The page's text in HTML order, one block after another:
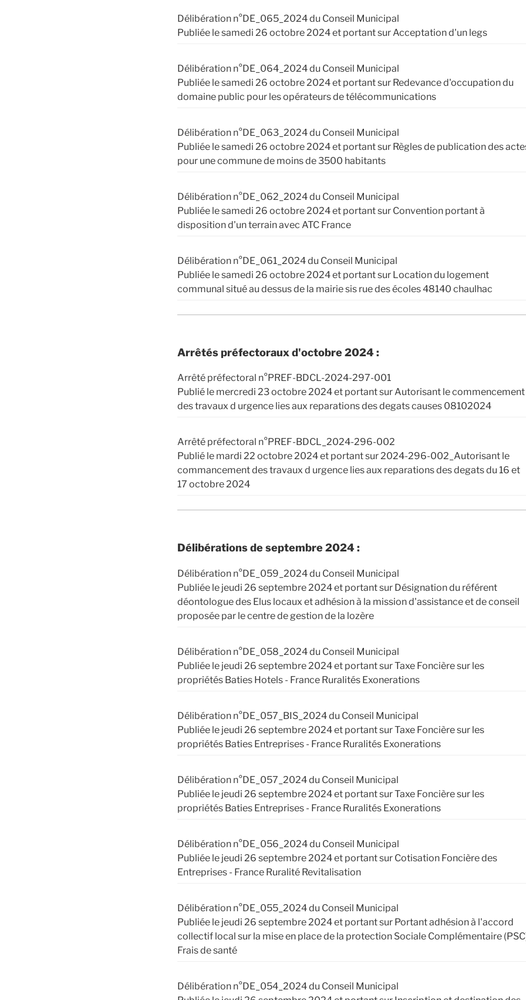
Délibération n°DE_065_2024 du Conseil Municipal
Publiée le samedi 26 octobre 2024 et portant sur Acceptation d'un legs
Délibération n°DE_064_2024 du Conseil Municipal
Publiée le samedi 26 octobre 2024 et portant sur Redevance d'occupation du
domaine public pour les opérateurs de télécommunications
Délibération n°DE_063_2024 du Conseil Municipal
Publiée le samedi 26 octobre 2024 et portant sur Règles de publication des
pour une commune de moins de 3500 habitants
Délibération n°DE_062_2024 du Conseil Municipal
Publiée le samedi 26 octobre 2024 et portant sur Convention portant à
disposition d'un terrain avec ATC France
Délibération n°DE_061_2024 du Conseil Municipal
Publiée le samedi 26 octobre 2024 et portant sur Location du logement
communal situé au dessus de la mairie sis rue des écoles 48140 chaulhac
Arrêtés préfectoraux d'octobre 2024 :
Arrêté préfectoral n°PREF-BDCL-2024-297-001
Publié le mercredi 23 octobre 2024 et portant sur Autorisant le commencement
des travaux d urgence lies aux reparations des degats causes 08102024
Arrêté préfectoral n°PREF-BDCL_2024-296-002
Publié le mardi 22 octobre 2024 et portant sur 2024-296-002_Autorisant le
commancement des travaux d urgence lies aux reparations des degats du 16 et
17 octobre 2024
Délibérations de septembre 2024 :
Délibération n°DE_059_2024 du Conseil Municipal
Publiée le jeudi 26 septembre 2024 et portant sur Désignation du référent
déontologue des Elus locaux et adhésion à la mission d'assistance et de conseil
proposée par le centre de gestion de la lozère
Délibération n°DE_058_2024 du Conseil Municipal
Publiée le jeudi 26 septembre 2024 et portant sur Taxe Foncière sur les
propriétés Baties Hotels - France Ruralités Exonerations
Délibération n°DE_057_BIS_2024 du Conseil Municipal
Publiée le jeudi 26 septembre 2024 et portant sur Taxe Foncière sur les
propriétés Baties Entreprises - France Ruralités Exonerations
Délibération n°DE_057_2024 du Conseil Municipal
Publiée le jeudi 26 septembre 2024 et portant sur Taxe Foncière sur les
propriétés Baties Entreprises - France Ruralités Exonerations
Délibération n°DE_056_2024 du Conseil Municipal
Publiée le jeudi 26 septembre 2024 et portant sur Cotisation Foncière des
Entreprises - France Ruralité Revitalisation
Délibération n°DE_055_2024 du Conseil Municipal
Publiée le jeudi 26 septembre 2024 et portant sur Portant adhésion à l'accord
collectif local sur la mise en place de la protection Sociale Complémentaire
Frais de santé
Délibération n°DE_054_2024 du Conseil Municipal